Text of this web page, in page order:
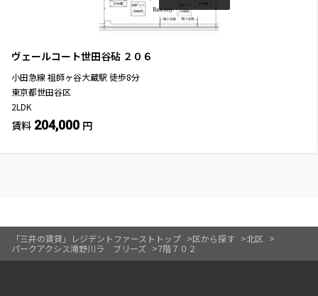
「三井の賃貸」レジデントファーストトップ 区から探す
北区
パークアクシス滝野川ラ ブリーズ
7階７０２
ヴェールコート世田谷砧 ２０６
小田急線 祖師ヶ谷大蔵駅 徒歩8分
東京都世田谷区
2LDK
賃料 204,000 円